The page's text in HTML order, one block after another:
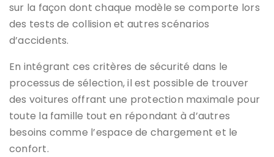
sur la façon dont chaque modèle se comporte lors
des tests de collision et autres scénarios
d’accidents.
En intégrant ces critères de sécurité dans le
processus de sélection, il est possible de trouver
des voitures offrant une protection maximale pour
toute la famille tout en répondant à d’autres
besoins comme l’espace de chargement et le
confort.